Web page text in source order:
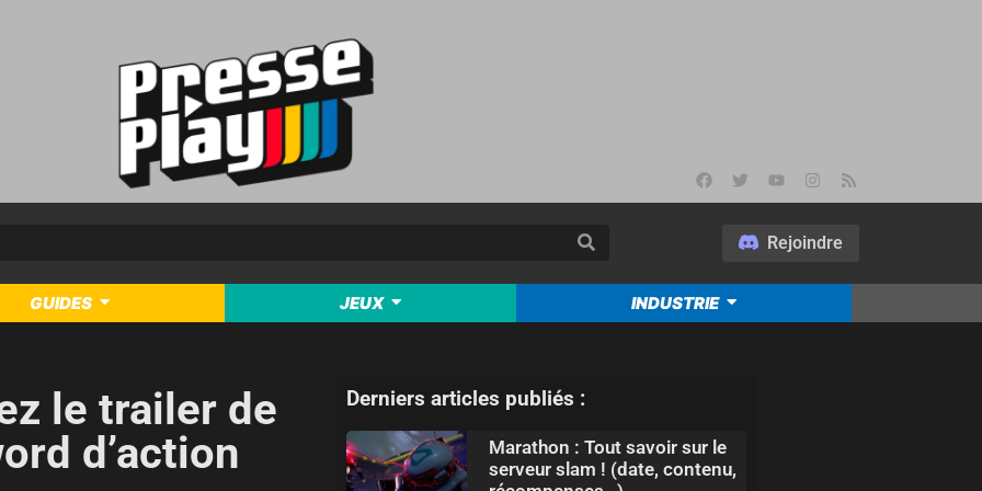
Rejoindre
GUIDES JEUX INDUSTRIE
le trailer de
d’action
Derniers articles publiés :
Marathon : Tout savoir sur le
serveur slam ! (date, contenu,